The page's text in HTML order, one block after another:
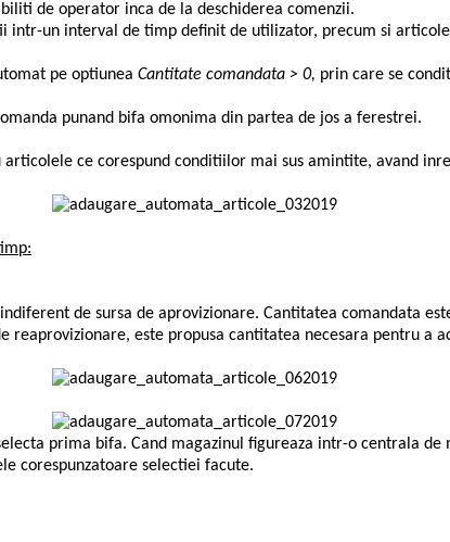
de operator inca de la deschiderea comenzii.
un interval de timp definit de utilizator, precum si
pe optiunea Cantitate comandata > 0, prin care se
punand bifa omonima din partea de jos a ferestrei.
ce corespund conditiilor mai sus amintite, avand
de sursa de aprovizionare. Cantitatea comandata
este propusa cantitatea necesara pentru a
prima bifa. Cand magazinul figureaza intr-o centrala
corespunzatoare selectiei facute.